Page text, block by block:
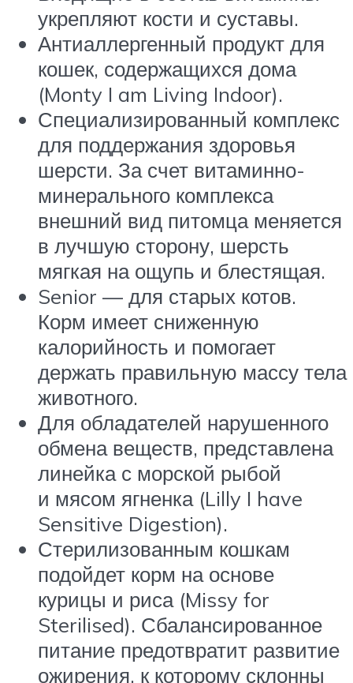
укрепляют кости и суставы.
Антиаллергенный продукт для
кошек, содержащихся дома
(Monty I am Living Indoor).
Специализированный комплекс
для поддержания здоровья
шерсти. За счет витаминно-
минерального комплекса
внешний вид питомца меняется
в лучшую сторону, шерсть
мягкая на ощупь и блестящая.
Senior — для старых котов.
Корм имеет сниженную
калорийность и помогает
держать правильную массу тела
животного.
Для обладателей нарушенного
обмена веществ, представлена
линейка с морской рыбой
и мясом ягненка (Lilly I have
Sensitive Digestion).
Стерилизованным кошкам
подойдет корм на основе
курицы и риса (Missy for
Sterilised). Сбалансированное
питание предотвратит развитие
ожирения, к которому склонны